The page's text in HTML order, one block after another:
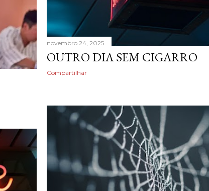
novembro 24, 2025
OUTRO DIA SEM CIGARRO
Compartilhar